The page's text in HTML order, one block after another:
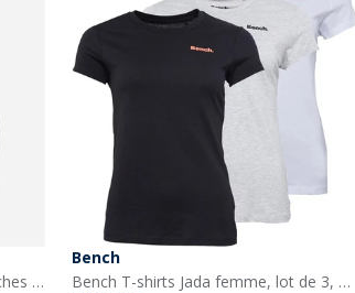
Jacqueline De Yong T-shirt à manches longues Rex Femme Capitaine du ciel
Bench
Bench T-shirts Jada femme, lot de 3, Noir/Gris Chiné/blanc